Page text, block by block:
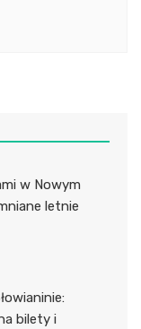
w Nowym
letnie
bilety i